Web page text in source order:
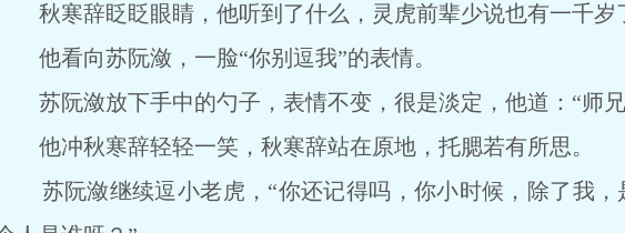
秋寒辞眨眨眼睛，他听到了什么，灵虎前辈少说也有一千岁
他看向苏阮潋，一脸“你别逗我”的表情。
苏阮潋放下手中的勺子，表情不变，很是淡定，他道：“师兄
他冲秋寒辞轻轻一笑，秋寒辞站在原地，托腮若有所思。
苏阮潋继续逗小老虎，“你还记得吗，你小时候，除了我，